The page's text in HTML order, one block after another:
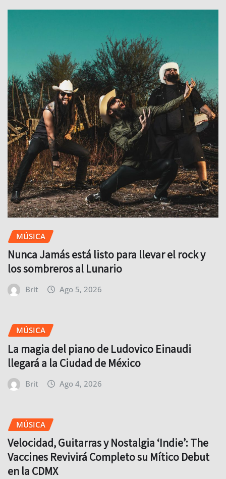
MÚSICA
Nunca Jamás está listo para llevar el rock y
los sombreros al Lunario
Brit Ago 5, 2026
MÚSICA
La magia del piano de Ludovico Einaudi
llegará a la Ciudad de México
Brit Ago 4, 2026
MÚSICA
Velocidad, Guitarras y Nostalgia ‘Indie’: The
Vaccines Revivirá Completo su Mítico Debut
en la CDMX